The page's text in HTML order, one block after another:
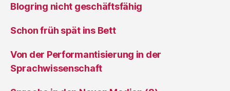
Blogring nicht geschäftsfähig
Schon früh spät ins Bett
Von der Performantisierung in der
Sprachwissenschaft